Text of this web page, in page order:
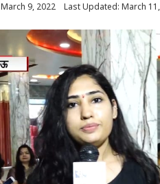
March 9, 2022 Last Updated: March